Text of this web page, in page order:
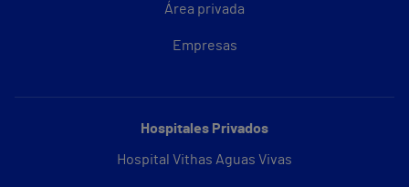
Área privada
Empresas
Hospitales Privados
Hospital Vithas Aguas Vivas